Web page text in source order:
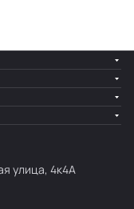
улица, 4к4А